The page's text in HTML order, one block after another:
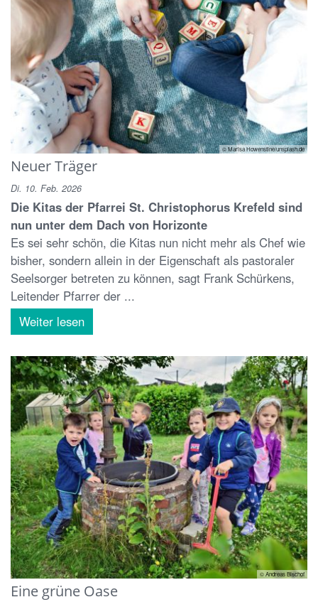
© Marisa Howenstine/unsplash.de
Neuer Träger
Di. 10. Feb. 2026
Die Kitas der Pfarrei St. Christophorus Krefeld sind
nun unter dem Dach von Horizonte
Es sei sehr schön, die Kitas nun nicht mehr als Chef wie
bisher, sondern allein in der Eigenschaft als pastoraler
Seelsorger betreten zu können, sagt Frank Schürkens,
Leitender Pfarrer der ...
Weiter lesen
© Andreas Bischof
Eine grüne Oase